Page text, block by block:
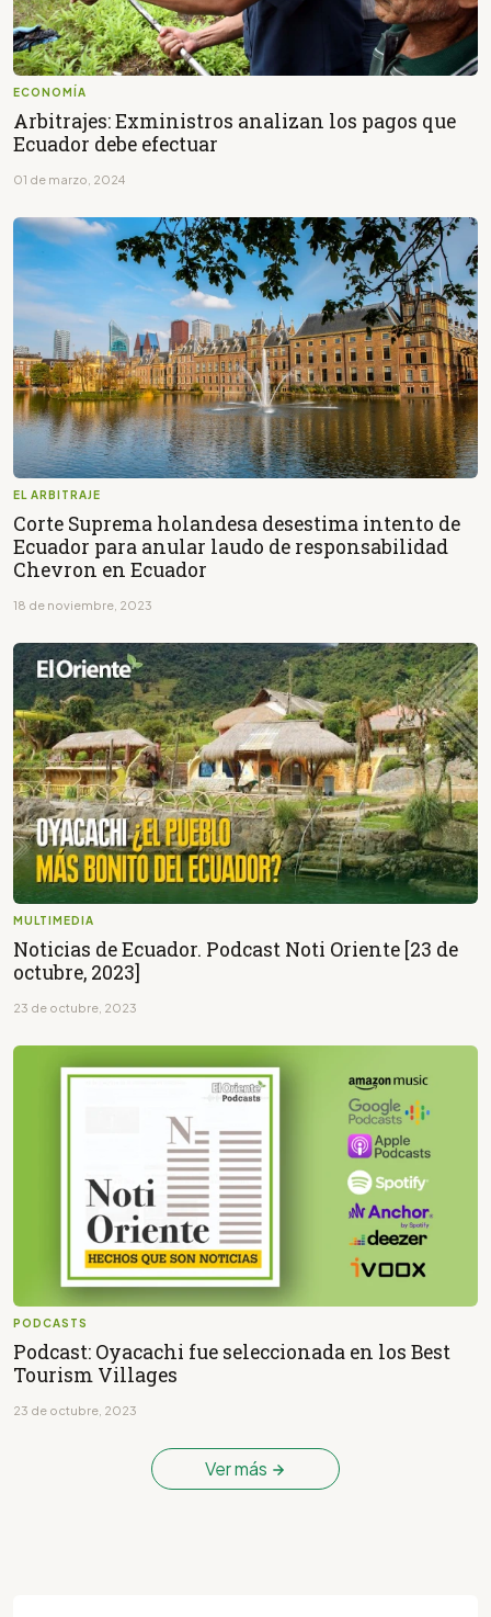
ECONOMÍA
Arbitrajes: Exministros analizan los pagos que
Ecuador debe efectuar
01 de marzo, 2024
EL ARBITRAJE
Corte Suprema holandesa desestima intento de
Ecuador para anular laudo de responsabilidad
Chevron en Ecuador
18 de noviembre, 2023
MULTIMEDIA
Noticias de Ecuador. Podcast Noti Oriente [23 de
octubre, 2023]
23 de octubre, 2023
PODCASTS
Podcast: Oyacachi fue seleccionada en los Best
Tourism Villages
23 de octubre, 2023
Ver más